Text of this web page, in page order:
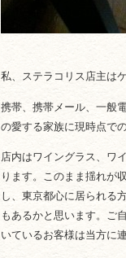
私、ステラコリス店主は
携帯、携帯メール、一般
の愛する家族に現時点で
店内はワイングラス、ワ
ります。このまま揺れが
し、東京都心に居られる
もあるかと思います。ご
いているお客様は当方に